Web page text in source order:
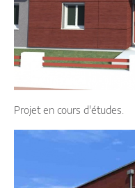
Projet en cours d'études.